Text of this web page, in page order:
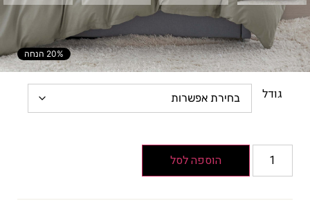
סט מצעי כותנה מצרית אנדראה – אבן
697
₪750
₪558
–
₪600
המחיר
הקודם
הוא
₪750
טווח
מחירים:
20% הנחה
גודל
הוספה לסל